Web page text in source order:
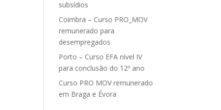
subsídios
Coimbra – Curso PRO_MOV
remunerado para
desempregados
Porto – Curso EFA nível IV
para conclusão do 12º ano
Curso PRO MOV remunerado
em Braga e Évora